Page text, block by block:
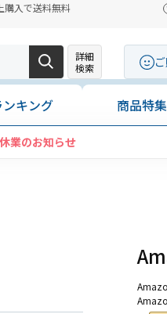
購入で送料無料
詳細
検索
ンキング 商品特集
業のお知らせ